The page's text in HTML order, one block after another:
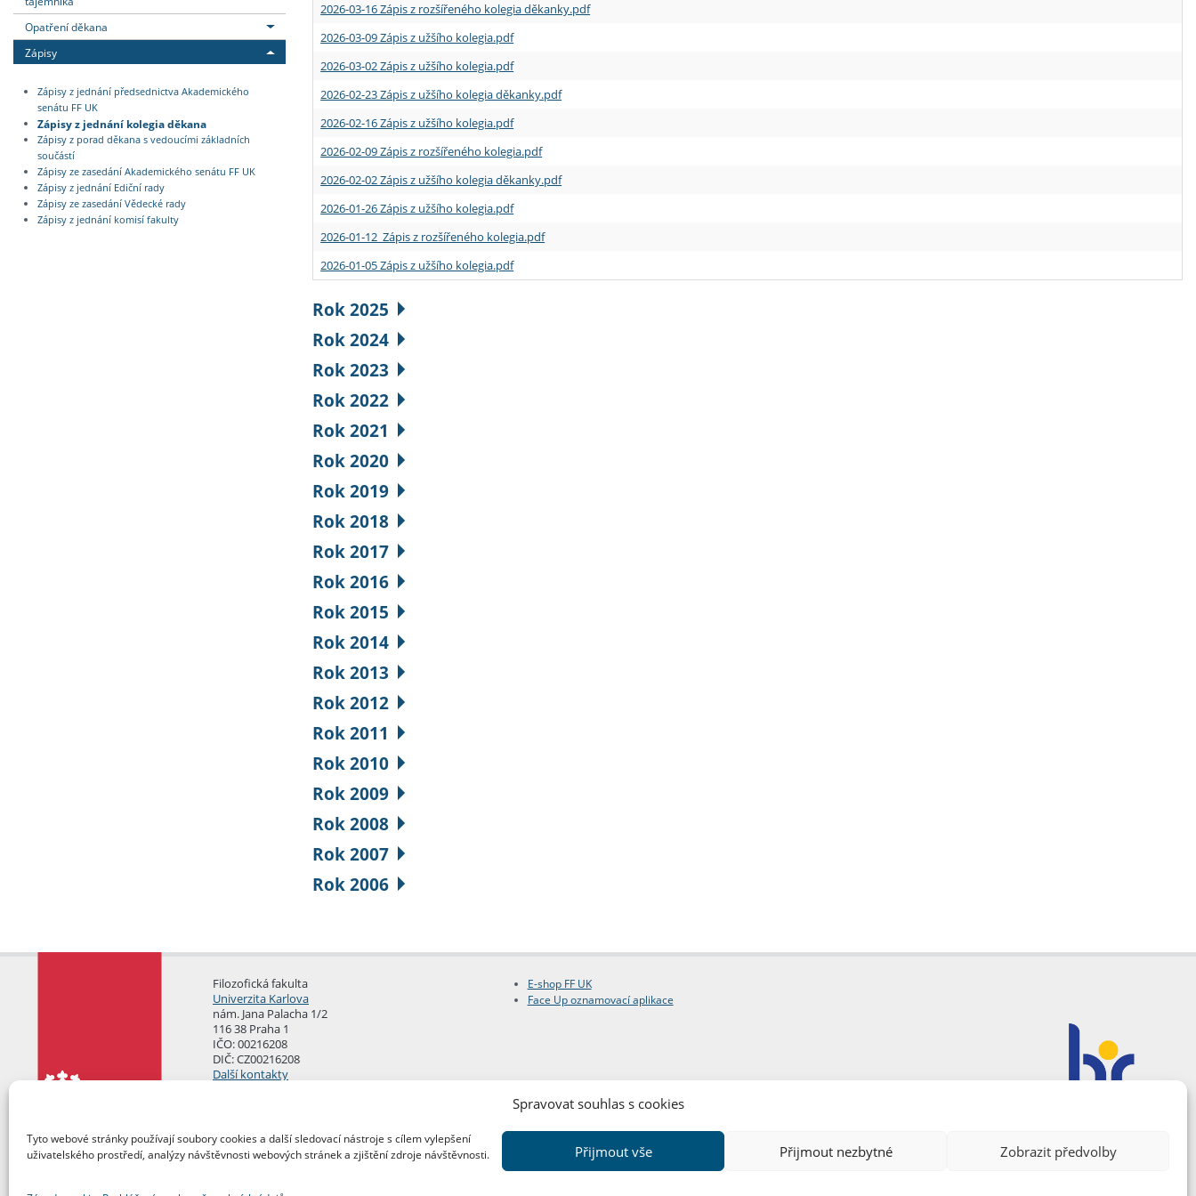
Spravovat souhlas s cookies
Tyto webové stránky používají soubory cookies a další sledovací nástroje s cílem vylepšení
uživatelského prostředí, analýzy návštěvnosti webových stránek a zjištění zdroje návštěvnosti.
Přijmout vše Přijmout nezbytné Zobrazit předvolby
Opatření děkana
Zápisy
Zápisy z jednání předsednictva Akademického
senátu FF UK
Zápisy z jednání kolegia děkana
Zápisy z porad děkana s vedoucími základních
součástí
Zápisy ze zasedání Akademického senátu FF UK
Zápisy z jednání Ediční rady
Zápisy ze zasedání Vědecké rady
Zápisy z jednání komisí fakulty
2026-03-16 Zápis z rozšířeného kolegia děkanky.pdf
2026-03-09 Zápis z užšího kolegia.pdf
2026-03-02 Zápis z užšího kolegia.pdf
2026-02-23 Zápis z užšího kolegia děkanky.pdf
2026-02-16 Zápis z užšího kolegia.pdf
2026-02-09 Zápis z rozšířeného kolegia.pdf
2026-02-02 Zápis z užšího kolegia děkanky.pdf
2026-01-26 Zápis z užšího kolegia.pdf
2026-01-12 Zápis z rozšířeného kolegia.pdf
2026-01-05 Zápis z užšího kolegia.pdf
Rok 2025
Rok 2024
Rok 2023
Rok 2022
Rok 2021
Rok 2020
Rok 2019
Rok 2018
Rok 2017
Rok 2016
Rok 2015
Rok 2014
Rok 2013
Rok 2012
Rok 2011
Rok 2010
Rok 2009
Rok 2008
Rok 2007
Rok 2006
Filozofická fakulta
Univerzita Karlova
nám. Jana Palacha 1/2
116 38 Praha 1
IČO: 00216208
DIČ: CZ00216208
Další kontakty
E-shop FF UK
Face Up oznamovací aplikace